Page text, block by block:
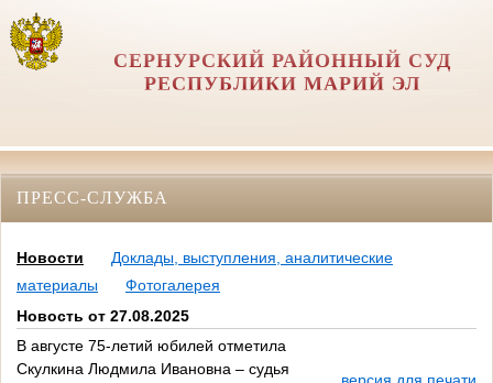
СЕРНУРСКИЙ РАЙОННЫЙ СУД
РЕСПУБЛИКИ МАРИЙ ЭЛ
ПРЕСС-СЛУЖБА
Новости
Доклады, выступления, аналитические
материалы
Фотогалерея
Новость от 27.08.2025
В августе 75-летий юбилей отметила
Скулкина Людмила Ивановна – судья